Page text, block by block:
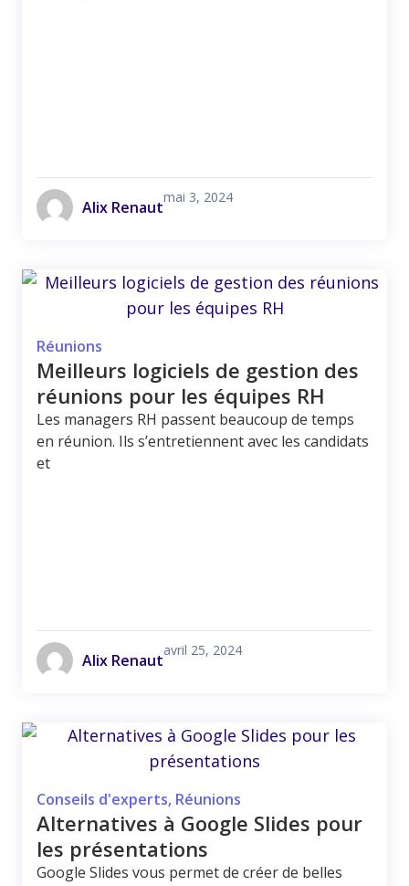
Alix Renaut
mai 3, 2024
Réunions
Meilleurs logiciels de gestion des
réunions pour les équipes RH
Les managers RH passent beaucoup de temps
en réunion. Ils s’entretiennent avec les candidats
et
Alix Renaut
avril 25, 2024
Conseils d'experts, Réunions
Alternatives à Google Slides pour
les présentations
Google Slides vous permet de créer de belles